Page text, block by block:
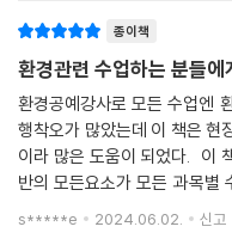
〈93〉 보리피리를 만들고 밀로
〈94〉 그림책 『같은 시간 다른
〈95〉 썩는 비닐봉지가 땅속
〈96〉 세계 여러 나라의 인구
〈97〉 자연을 보호할 것인가?
〈98〉 동물 울음소리를 글자로
〈100〉 직접 물에서 키운 콩나
장 위쪽을 통과한 물이 바닥에
쳐다봅니다. “우와! 물이 떨어
립니다.
---「간이 정수기를 만들어 물을
통계지리정보서비스(SGIS)는
공하는 플랫폼으로 통계청에
이 책을 권한다.종이책
환경관련 수업하는 분들에
환경공예강사로 모든 수업엔
행착오가 많았는데 이 책은 현
이라 많은 도움이 되었다. 이
반의 모든요소가 모든 과목별
가장 높게 평가한다
s*****e 2024.06.02. 신고